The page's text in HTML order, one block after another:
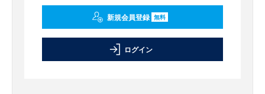
新規会員登録 無料
ログイン